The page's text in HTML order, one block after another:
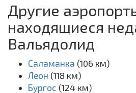
Другие
находящиеся
Вальядолид
Саламанка (106 км)
Леон (118 км)
Бургос (124 км)